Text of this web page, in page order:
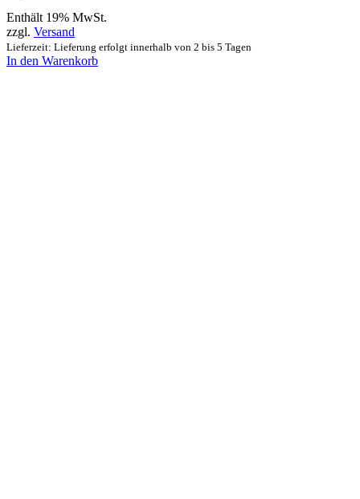
Enthält 19% MwSt.
zzgl. Versand
Lieferzeit: Lieferung erfolgt innerhalb von 2 bis 5 Tagen
In den Warenkorb